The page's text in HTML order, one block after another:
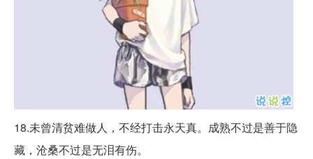
18.未曾清贫难做人，不经打击永天真。成熟不过是善于隐
藏，沧桑不过是无泪有伤。